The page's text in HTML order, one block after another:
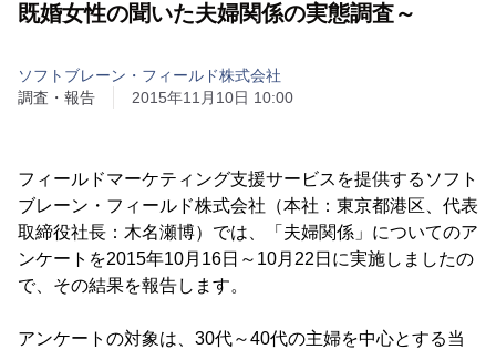
既婚女性の聞いた夫婦関係の実態調査～
ソフトブレーン・フィールド株式会社
調査・報告
2015年11月10日 10:00
フィールドマーケティング支援サービスを提供するソフト
ブレーン・フィールド株式会社（本社：東京都港区、代表
取締役社長：木名瀬博）では、「夫婦関係」についてのア
ンケートを2015年10月16日～10月22日に実施しましたの
で、その結果を報告します。
アンケートの対象は、30代～40代の主婦を中心とする当